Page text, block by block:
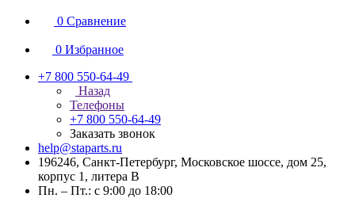
0 Сравнение
0 Избранное
+7 800 550-64-49
Назад
Телефоны
+7 800 550-64-49
Заказать звонок
help@staparts.ru
196246, Санкт-Петербург, Московское шоссе, дом 25,
корпус 1, литера В
Пн. – Пт.: с 9:00 до 18:00